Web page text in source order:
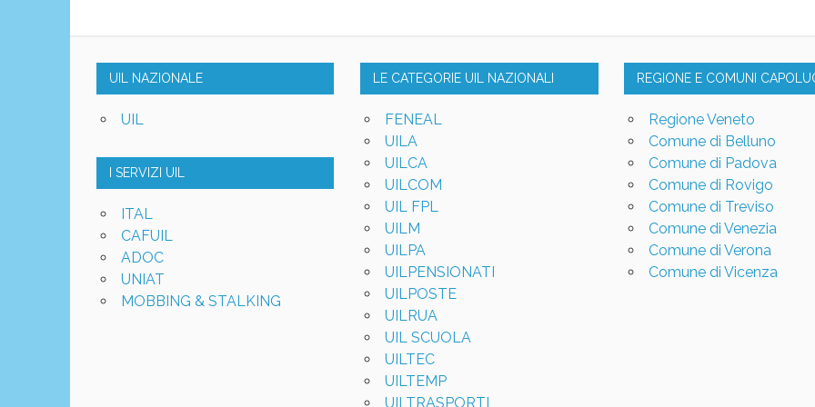
UIL NAZIONALE
UIL
I SERVIZI UIL
ITAL
CAFUIL
ADOC
UNIAT
MOBBING & STALKING
LE CATEGORIE UIL NAZIONALI
FENEAL
UILA
UILCA
UILCOM
UIL FPL
UILM
UILPA
UILPENSIONATI
UILPOSTE
UILRUA
UIL SCUOLA
UILTEC
UILTEMP
UILTRASPORTI
REGIONE E COMUNI
Regione Veneto
Comune di Belluno
Comune di Padova
Comune di Rovigo
Comune di Treviso
Comune di Venezia
Comune di Verona
Comune di Vicenza